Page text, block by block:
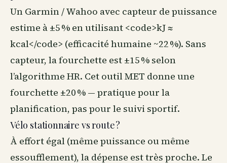
Un Garmin / Wahoo avec capteur de puissance
estime à ±5 % en utilisant <code>kJ ≈
kcal</code> (efficacité humaine ~22 %). Sans
capteur, la fourchette est ±15 % selon
l’algorithme HR. Cet outil MET donne une
fourchette ±20 % — pratique pour la
planification, pas pour le suivi sportif.
Vélo stationnaire vs route ?
À effort égal (même puissance ou même
essoufflement), la dépense est très proche. Le